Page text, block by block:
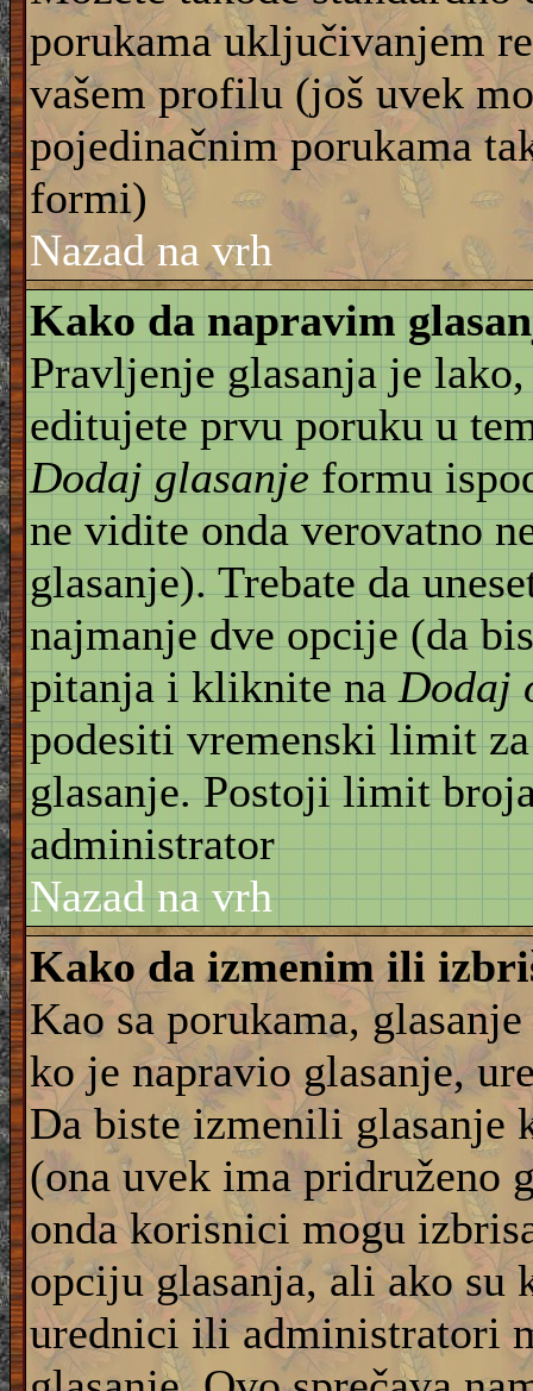
porukama uključivanjem
vašem profilu (još uvek
pojedinačnim porukama
formi)
Nazad na vrh
Kako da napravim
Pravljenje glasanja je
editujete prvu poruku u
Dodaj glasanjeformu
ne vidite onda verovatno
glasanje). Trebate da
najmanje dve opcije (da
pitanja i kliknite naDodaj
podesiti vremenski limit
glasanje. Postoji limit
administrator
Nazad na vrh
Kako da izmenim ili
Kao sa porukama,
ko je napravio glasanje,
Da biste izmenili glasanje
(ona uvek ima pridruženo
onda korisnici mogu
opciju glasanja, ali ako su
urednici ili administratori